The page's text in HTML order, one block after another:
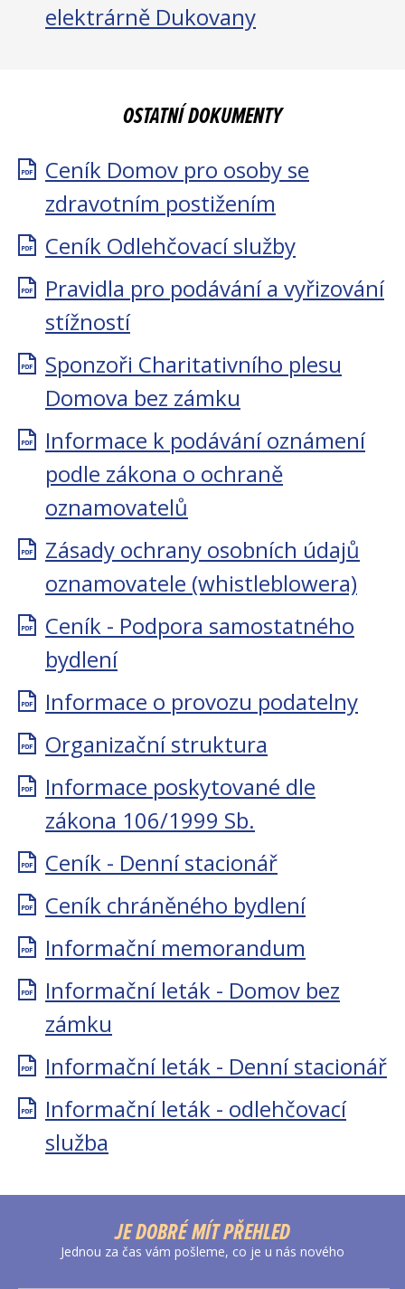
elektrárně Dukovany
OSTATNÍ DOKUMENTY
Ceník Domov pro osoby se
zdravotním postižením
Ceník Odlehčovací služby
Pravidla pro podávání a vyřizování
stížností
Sponzoři Charitativního plesu
Domova bez zámku
Informace k podávání oznámení
podle zákona o ochraně
oznamovatelů
Zásady ochrany osobních údajů
oznamovatele (whistleblowera)
Ceník - Podpora samostatného
bydlení
Informace o provozu podatelny
Organizační struktura
Informace poskytované dle
zákona 106/1999 Sb.
Ceník - Denní stacionář
Ceník chráněného bydlení
Informační memorandum
Informační leták - Domov bez
zámku
Informační leták - Denní stacionář
Informační leták - odlehčovací
služba
JE DOBRÉ MÍT PŘEHLED
Jednou za čas vám pošleme, co je u nás nového